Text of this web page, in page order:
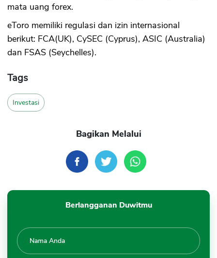
mata uang forex.
eToro memiliki regulasi dan izin internasional
berikut: FCA(UK), CySEC (Cyprus), ASIC (Australia)
dan FSAS (Seychelles).
Tags
Investasi
Bagikan Melalui
Berlangganan Duwitmu